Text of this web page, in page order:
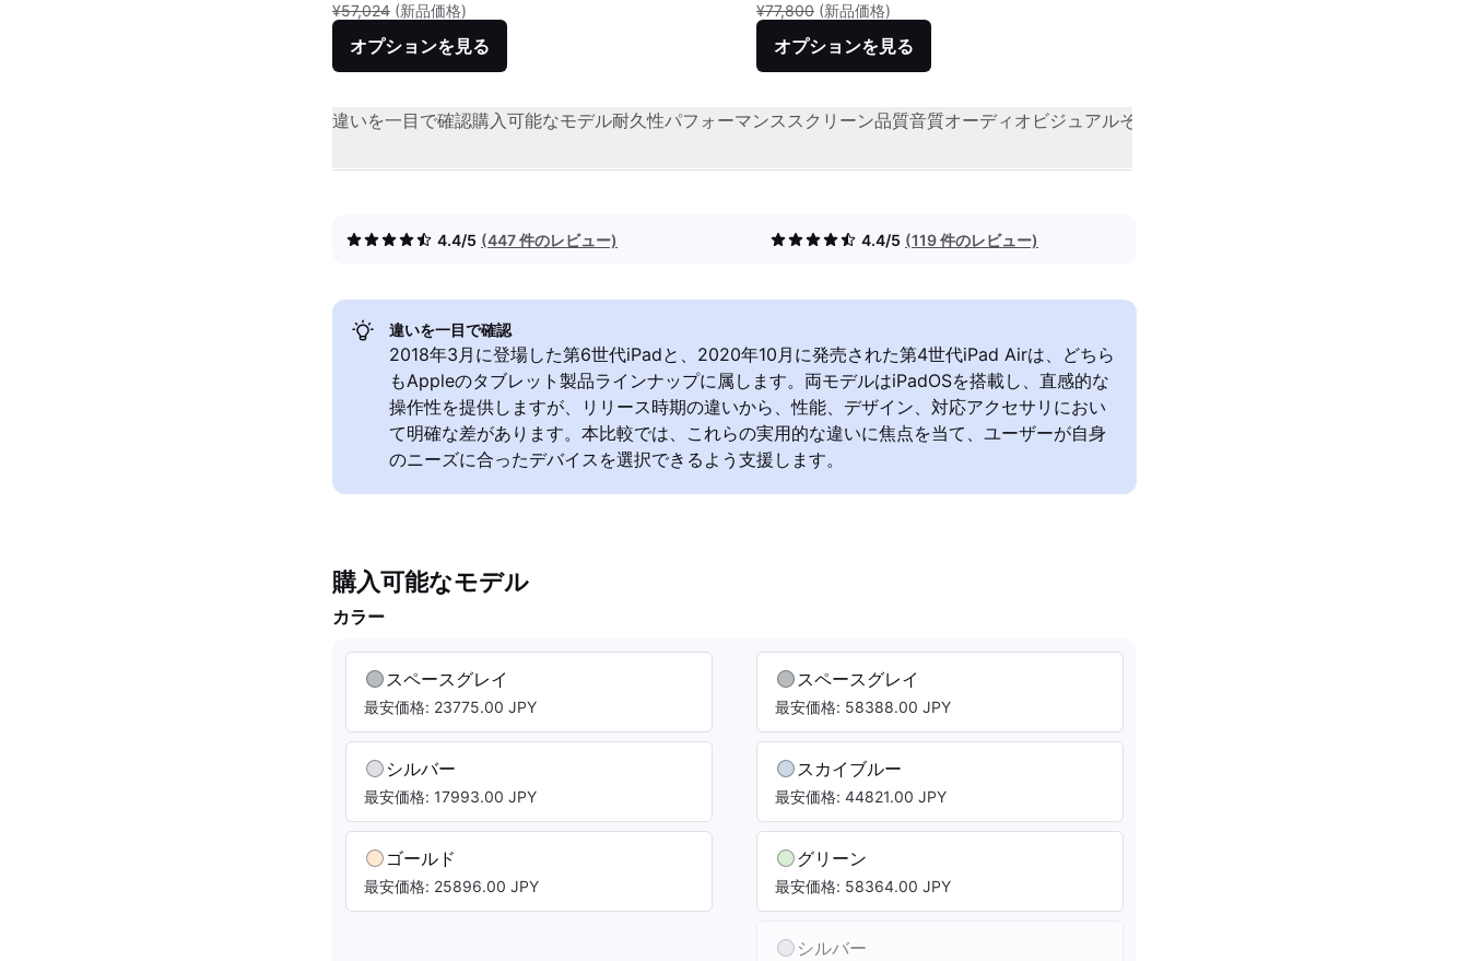
¥57,024 (新品価格)
オプションを見る
¥77,800 (新品価格)
オプションを見る
違いを一目で確認購入可能なモデル耐久性パフォーマンススクリーン品質音質オーディオビジュアルその他
4.4/5 (447 件のレビュー) 4.4/5 (119 件のレビュー)
違いを一目で確認
2018年3月に登場した第6世代iPadと、2020年10月に発売された第4世代iPad Airは、どちら
もAppleのタブレット製品ラインナップに属します。両モデルはiPadOSを搭載し、直感的な
操作性を提供しますが、リリース時期の違いから、性能、デザイン、対応アクセサリにおい
て明確な差があります。本比較では、これらの実用的な違いに焦点を当て、ユーザーが自身
のニーズに合ったデバイスを選択できるよう支援します。
購入可能なモデル
カラー
スペースグレイ
最安価格: 23775.00 JPY
シルバー
最安価格: 17993.00 JPY
ゴールド
最安価格: 25896.00 JPY
スペースグレイ
最安価格: 58388.00 JPY
スカイブルー
最安価格: 44821.00 JPY
グリーン
最安価格: 58364.00 JPY
シルバー